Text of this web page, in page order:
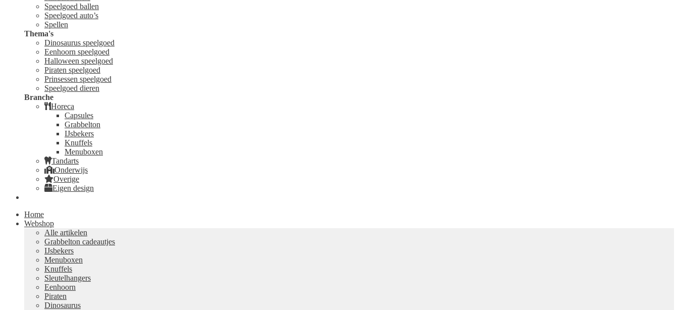
Speelgoed ballen
Speelgoed auto’s
Spellen
Thema's
Dinosaurus speelgoed
Eenhoorn speelgoed
Halloween speelgoed
Piraten speelgoed
Prinsessen speelgoed
Speelgoed dieren
Branche
Horeca
Capsules
Grabbelton
IJsbekers
Knuffels
Menuboxen
Tandarts
Onderwijs
Overige
Eigen design
Home
Webshop
Alle artikelen
Grabbelton cadeautjes
IJsbekers
Menuboxen
Knuffels
Sleutelhangers
Eenhoorn
Piraten
Dinosaurus